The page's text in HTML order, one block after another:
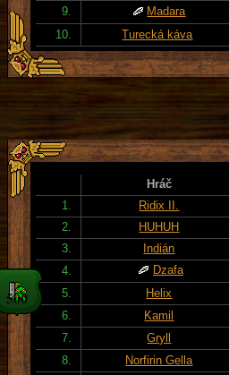
9.
Madara
10.
Turecká káva
Hráč
1.
Ridix II.
2.
HUHUH
3.
Indián
4.
Dzafa
5.
Helix
6.
Kamil
7.
Gryll
8.
Norfirin Gella